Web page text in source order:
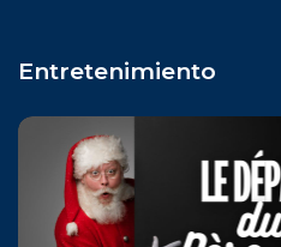
Entretenimiento